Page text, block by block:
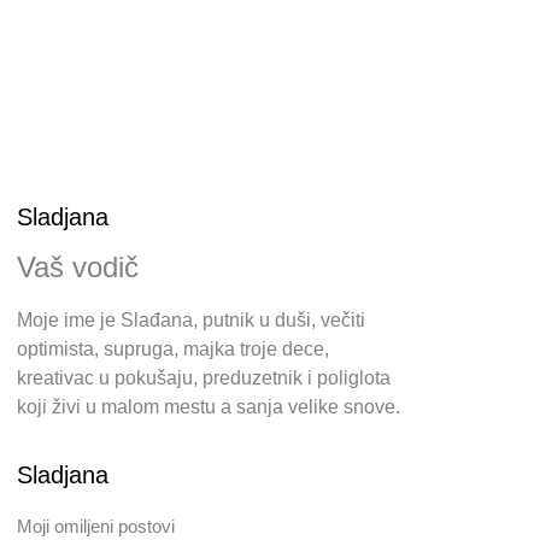
Sladjana
Vaš vodič
Moje ime je Slađana, putnik u duši, večiti
optimista, supruga, majka troje dece,
kreativac u pokušaju, preduzetnik i poliglota
koji živi u malom mestu a sanja velike snove.
Sladjana
Moji omiljeni postovi